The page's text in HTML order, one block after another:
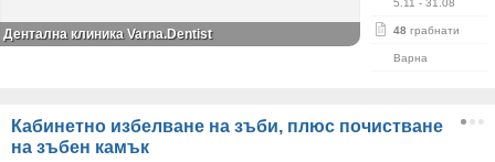
5.11 - 31.08
48 грабнати
Варна
Дентална клиника Varna.Dentist
Кабинетно избелване на зъби, плюс почистване
на зъбен камък